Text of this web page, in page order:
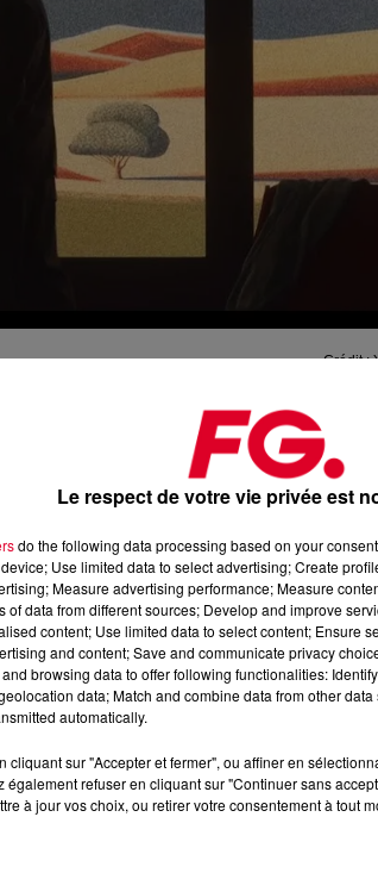
Crédit :
du prochain opus de Petit Biscuit
les précédents titresYou Don’t Ignoreet
il signe une très belle production et il faut
sa voix.
au sujet duquel Petit Biscuit raconte que «
pas mais ont vécu une vie
convaincu que nos rencontres ne sont
des images de voyages
Le respect de votre vie privée est
do the following data processing based on your
Use limited data to select advertising; Create
Measure advertising performance; Measure
of data from different sources; Develop and improve
content; Use limited data to select content; Ensure
and content; Save and communicate privacy
browsing data to offer following functionalities:
data; Match and combine data from other
automatically.
cliquant sur "Accepter et fermer", ou affiner en
également refuser en cliquant sur "Continuer sans
à jour vos choix, ou retirer votre consentement à tout